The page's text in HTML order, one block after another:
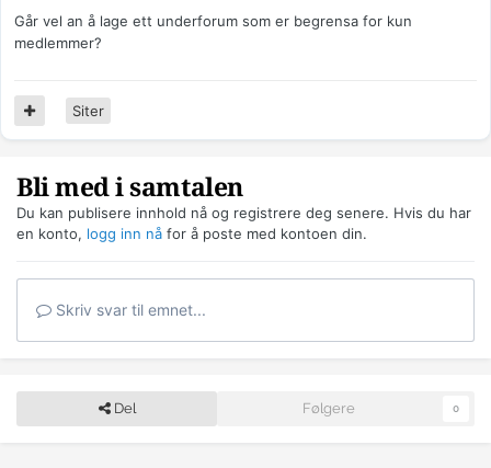
Går vel an å lage ett underforum som er begrensa for kun
medlemmer?
Siter
Bli med i samtalen
Du kan publisere innhold nå og registrere deg senere. Hvis du har
en konto, logg inn nå for å poste med kontoen din.
Skriv svar til emnet...
Del Følgere 0